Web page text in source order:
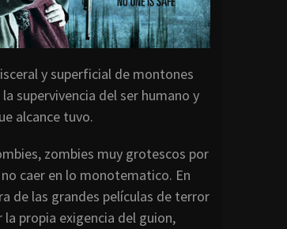
y superficial de montones
supervivencia del ser humano y
alcance tuvo.
zombies muy grotescos por
caer en lo monotematico. En
de las grandes películas de terror
propia exigencia del guion,